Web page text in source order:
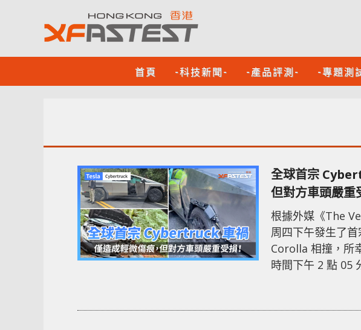
首頁 -科技新聞- -產品評測- -專題測
全球首宗
但對方車頭嚴重
根據外媒《The
周四下午發生了
Corolla 相撞，所幸僅造
時間下午 2 點 05
Cybertruck，與